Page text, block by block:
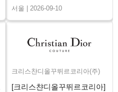
서울 | 2026-09-10
크리스챤디올꾸뛰르코리아(주)
[크리스챤디올꾸뛰르코리아]